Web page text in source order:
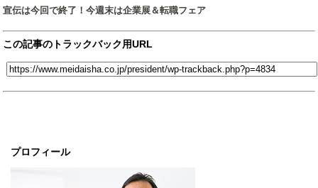
プロフィール
宣伝は今回で終了！今週末は企業展＆転職フェア
この記事のトラックバック用URL